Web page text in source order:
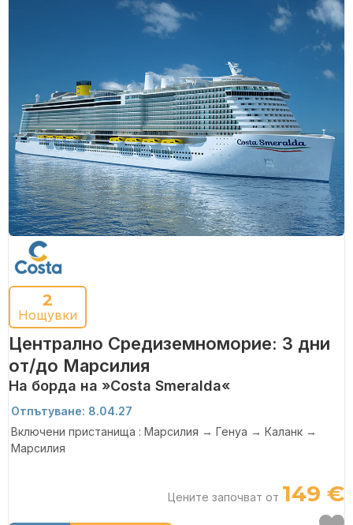
2
Нощувки
Централно Средиземноморие: 3 дни
от/до Марсилия
На борда на »Costa Smeralda«
Отпътуване: 8.04.27
Включени пристанища : Марсилия → Генуа → Каланк →
Марсилия
Цените започват от 149 €